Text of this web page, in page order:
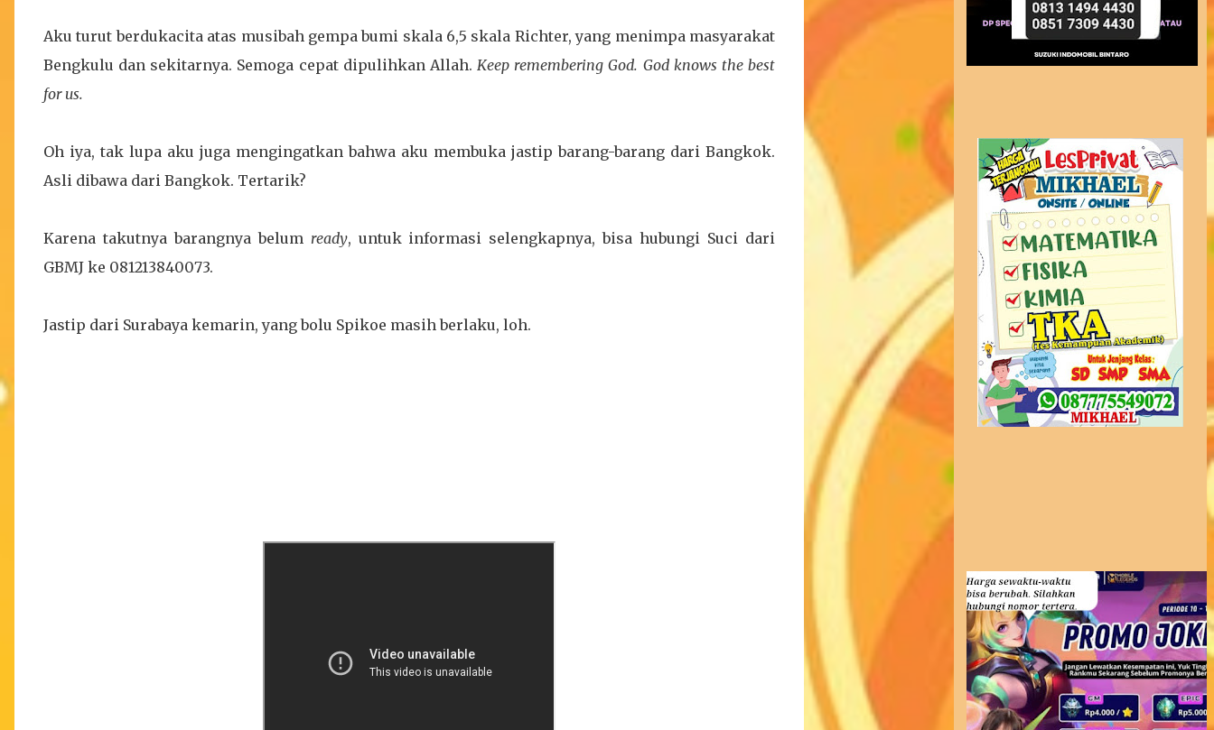
Aku turut berdukacita atas musibah gempa bumi skala 6,5 skala Richter, yang menimpa masyarakat
Bengkulu dan sekitarnya. Semoga cepat dipulihkan Allah.Keep remembering God. God knows the best
for us.
Oh iya, tak lupa aku juga mengingatkan bahwa aku membuka jastip barang-barang dari Bangkok.
Asli dibawa dari Bangkok. Tertarik?
Karena takutnya barangnya belum ready, untuk informasi selengkapnya, bisa hubungi Suci dari
GBMJ ke 081213840073.
Jastip dari Surabaya kemarin, yang bolu Spikoe masih berlaku, loh.